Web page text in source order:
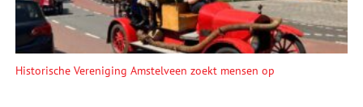
Historische Vereniging Amstelveen zoekt mensen op